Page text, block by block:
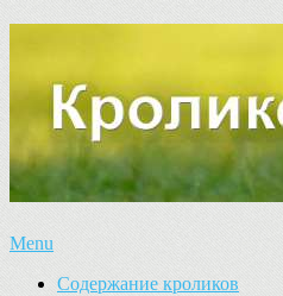
Menu
Содержание кроликов